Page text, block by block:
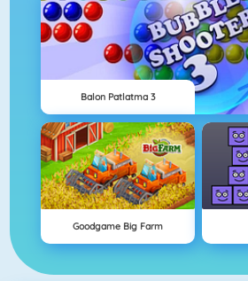
Balon Patlatma 3
Goodgame Big Farm